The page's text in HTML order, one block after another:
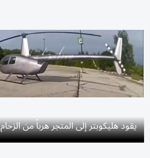
يقود هليكوبتر إلى المتجر هرباً من الزحام